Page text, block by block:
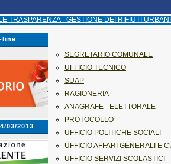
TRASPARENZA - GESTIONE DEI RIFIUTI URBANI
line
03/2013
SEGRETARIO COMUNALE
UFFICIO TECNICO
SUAP
RAGIONERIA
ANAGRAFE - ELETTORALE
PROTOCOLLO
UFFICIO POLITICHE SOCIALI
UFFICIO AFFARI GENERALI E
UFFICIO SERVIZI SCOLASTICI